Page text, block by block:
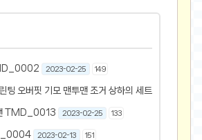
2023-02-25 149
팅 오버핏 기모 맨투맨 조거 상하의 세트
TMD_0013 2023-02-25 133
2023-02-13 151